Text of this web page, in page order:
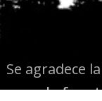
Se agradece
la